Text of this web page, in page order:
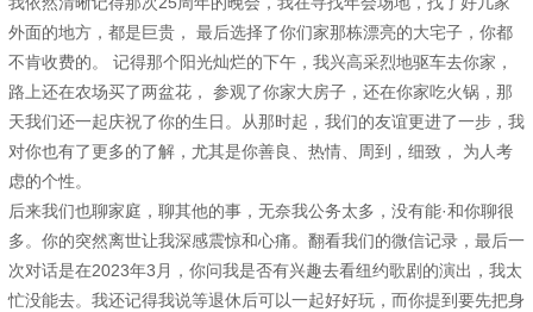
外面的地方，都是巨贵， 最后选择了你们家那栋漂亮的大宅子，你都
不肯收费的。 记得那个阳光灿烂的下午，我兴高采烈地驱车去你家，
路上还在农场买了两盆花， 参观了你家大房子，还在你家吃火锅，那
天我们还一起庆祝了你的生日。从那时起，我们的友谊更进了一步，我
对你也有了更多的了解，尤其是你善良、热情、周到，细致， 为人考
虑的个性。
后来我们也聊家庭，聊其他的事，无奈我公务太多，没有能·和你聊很
多。你的突然离世让我深感震惊和心痛。翻看我们的微信记录，最后一
次对话是在2023年3月，你问我是否有兴趣去看纽约歌剧的演出，我太
忙没能去。我还记得我说等退休后可以一起好好玩，而你提到要先把身